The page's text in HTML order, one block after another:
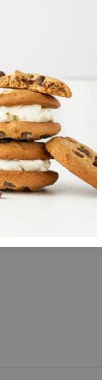
Acsi CampingCard
978-94-93182-95-0
€ 29,95 € 25,95